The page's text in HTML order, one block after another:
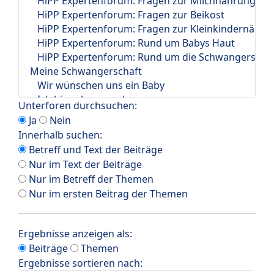
Unterforen durchsuchen:
Ja
Nein
Innerhalb suchen:
Betreff und Text der Beiträge
Nur im Text der Beiträge
Nur im Betreff der Themen
Nur im ersten Beitrag der Themen
Ergebnisse anzeigen als:
Beiträge
Themen
Ergebnisse sortieren nach: